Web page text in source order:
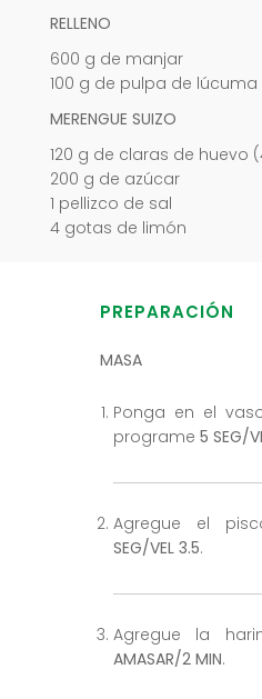
RELLENO
600 g de manjar
100 g de pulpa de
MERENGUE SUIZO
120 g de claras de huevo
200 g de azúcar
1 pellizco de sal
4 gotas de limón
PREPARACIÓN
MASA
Ponga en el
programe 5 SEG/
Agregue el
SEG/VEL 3.5.
Agregue la
AMASAR/2 MIN.